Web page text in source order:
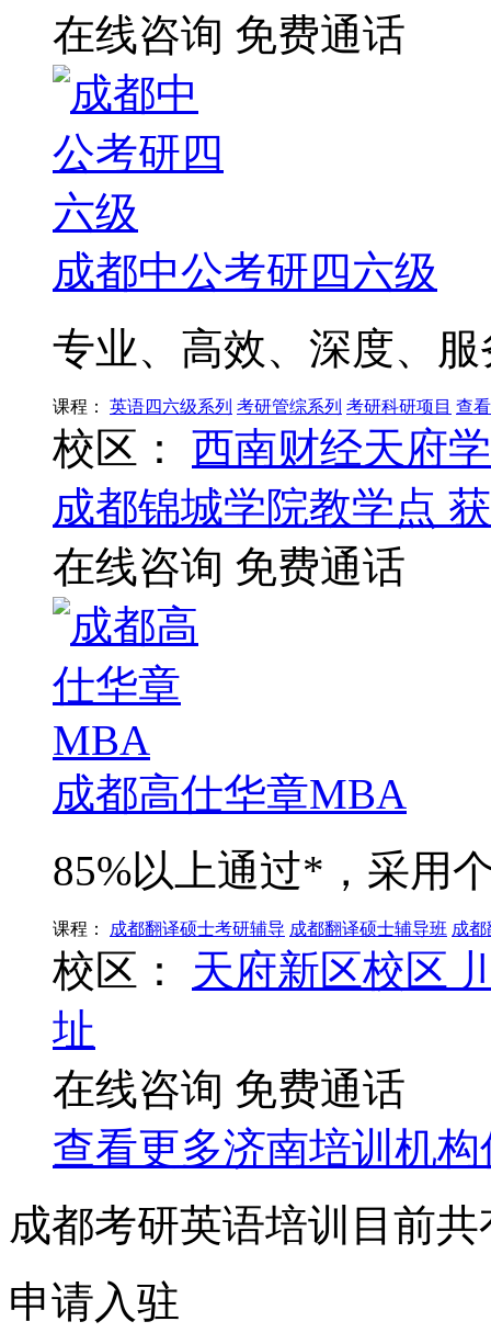
在线咨询 免费通话
成都中公考研四六级
专业、高效、深度、服
课程： 英语四六级系列 考研管综系列 考研科研项目 查
校区：
西南财经天府
成都锦城学院教学点
在线咨询 免费通话
成都高仕华章MBA
85%以上通过*，采用
课程： 成都翻译硕士考研辅导 成都翻译硕士辅导班 成
校区： 天府新区校区
址
在线咨询 免费通话
查看更多济南培训机构
成都考研英语培训目前
申请入驻